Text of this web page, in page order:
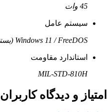
45 وات
سیستم عامل
Windows 11 / FreeDOS (بسته به کانفیگ)
استاندارد مقاومت
MIL-STD-810H
امتیاز و دیدگاه کاربران